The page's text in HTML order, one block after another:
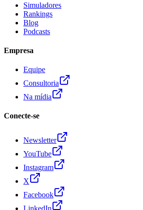
Simuladores
Rankings
Blog
Podcasts
Empresa
Equipe
Consultoria
Na mídia
Conecte-se
Newsletter
YouTube
Instagram
X
Facebook
LinkedIn